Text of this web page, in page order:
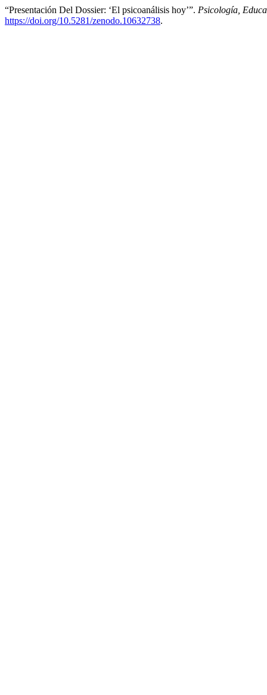
“Presentación Del Dossier: ‘El psicoanálisis hoy’”. Psicología,
https://doi.org/10.5281/zenodo.10632738.